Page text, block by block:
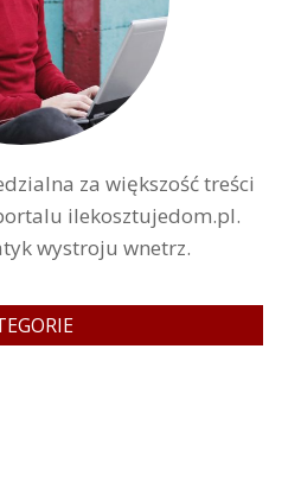
za większość treści
ilekosztujedom.pl.
wystroju wnetrz.